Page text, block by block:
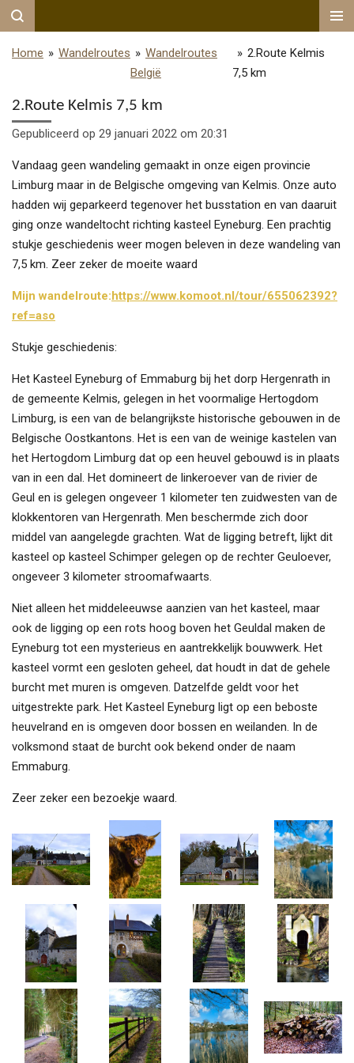
Ga
naar
Home » Wandelroutes » Wandelroutes
België
» 2.Route Kelmis
7,5 km
2.Route Kelmis 7,5 km
Gepubliceerd op 29 januari 2022 om 20:31
Vandaag geen wandeling gemaakt in onze eigen provincie
Limburg maar in de Belgische omgeving van Kelmis. Onze auto
hadden wij geparkeerd tegenover het busstation en van daaruit
ging onze wandeltocht richting kasteel Eyneburg. Een prachtig
stukje geschiedenis weer mogen beleven in deze wandeling van
7,5 km. Zeer zeker de moeite waard
Mijn wandelroute:https://www.komoot.nl/tour/655062392?
ref=aso
Stukje geschiedenis:
Het Kasteel Eyneburg of Emmaburg bij het dorp Hergenrath in
de gemeente Kelmis, gelegen in het voormalige Hertogdom
Limburg, is een van de belangrijkste historische gebouwen in de
Belgische Oostkantons. Het is een van de weinige kastelen van
het Hertogdom Limburg dat op een heuvel gebouwd is in plaats
van in een dal. Het domineert de linkeroever van de rivier de
Geul en is gelegen ongeveer 1 kilometer ten zuidwesten van de
klokkentoren van Hergenrath. Men beschermde zich door
middel van aangelegde grachten. Wat de ligging betreft, lijkt dit
kasteel op kasteel Schimper gelegen op de rechter Geuloever,
ongeveer 3 kilometer stroomafwaarts.
Niet alleen het middeleeuwse aanzien van het kasteel, maar
ook de ligging op een rots hoog boven het Geuldal maken de
Eyneburg tot een mysterieus en aantrekkelijk bouwwerk. Het
kasteel vormt een gesloten geheel, dat houdt in dat de gehele
burcht met muren is omgeven. Datzelfde geldt voor het
uitgestrekte park. Het Kasteel Eyneburg ligt op een beboste
heuvelrand en is omgeven door bossen en weilanden. In de
volksmond staat de burcht ook bekend onder de naam
Emmaburg.
Zeer zeker een bezoekje waard.